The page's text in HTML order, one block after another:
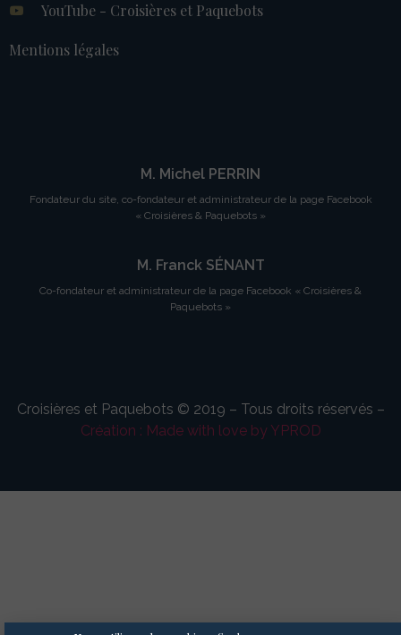
YouTube - Croisières et Paquebots
Mentions légales
M. Michel PERRIN
Fondateur du site, co-fondateur et administrateur de la page Facebook
« Croisières & Paquebots »
M. Franck SÉNANT
Co-fondateur et administrateur de la page Facebook « Croisières &
Paquebots »
Croisières et Paquebots © 2019 – Tous droits réservés –
Création : Made with love by YPROD